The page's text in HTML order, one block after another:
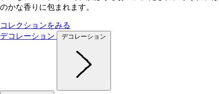
のかな香りに包まれます。
コレクションをみる
デコレーション
デコレーション